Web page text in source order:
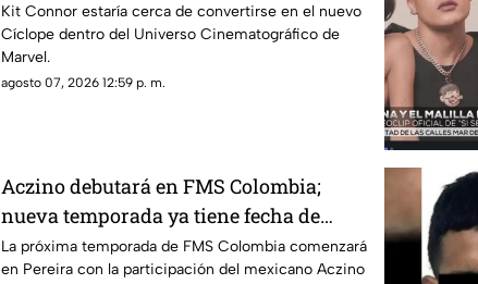
Kit Connor estaría cerca de convertirse en el nuevo
Cíclope dentro del Universo Cinematográfico de
Marvel.
agosto 07, 2026 12:59 p. m.
Aczino debutará en FMS Colombia;
nueva temporada ya tiene fecha de
inicio
La próxima temporada de FMS Colombia comenzará
en Pereira con la participación del mexicano Aczino